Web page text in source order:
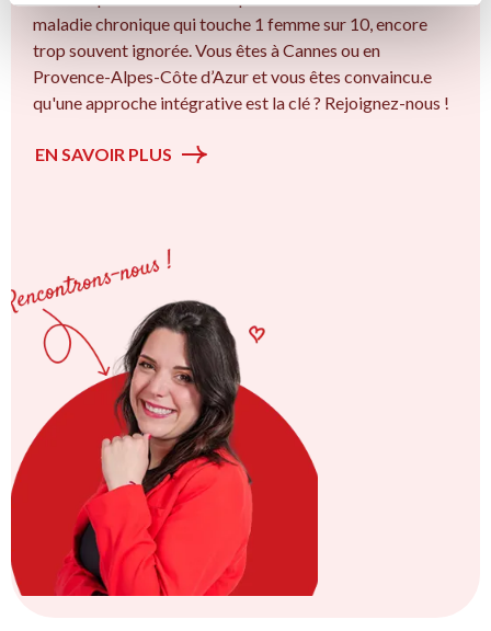
maladie chronique qui touche 1 femme sur 10, encore
trop souvent ignorée. Vous êtes à Cannes ou en
Provence-Alpes-Côte d’Azur et vous êtes convaincu.e
qu'une approche intégrative est la clé ? Rejoignez-nous !
EN SAVOIR PLUS